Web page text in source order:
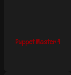
Puppet Master 4